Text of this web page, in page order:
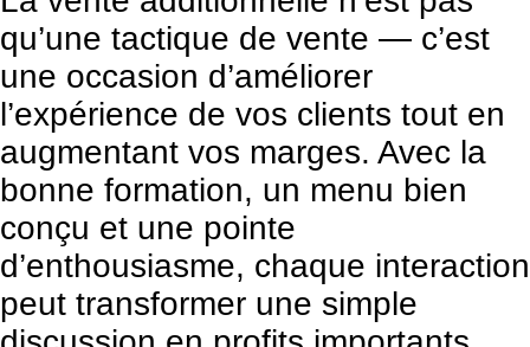
qu’une tactique de vente — c’est
une occasion d’améliorer
l’expérience de vos clients tout en
augmentant vos marges. Avec la
bonne formation, un menu bien
conçu et une pointe
d’enthousiasme, chaque interaction
peut transformer une simple